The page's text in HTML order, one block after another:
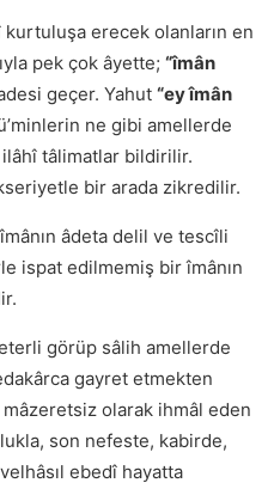
kurtuluşa erecek olanların en
pek çok âyette; “îmân
geçer. Yahut “ey îmân
ne gibi amellerde
tâlimatlar bildirilir.
bir arada zikredilir.
âdeta delil ve tescîli
ispat edilmemiş bir îmânın
görüp sâlih amellerde
gayret etmekten
olarak ihmâl eden
son nefeste, kabirde,
ebedî hayatta